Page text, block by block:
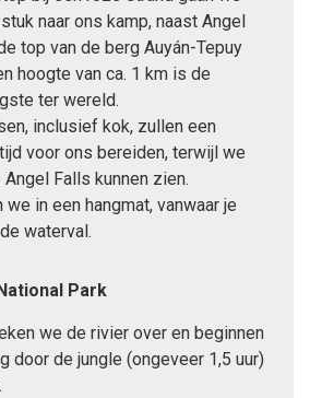
naar ons kamp, naast Angel
top van de berg Auyán-Tepuy
hoogte van ca. 1 km is de
ter wereld.
inclusief kok, zullen een
voor ons bereiden, terwijl we
Falls kunnen zien.
we in een hangmat, vanwaar je
waterval.
Park
we de rivier over en beginnen
door de jungle (ongeveer 1,5 uur)